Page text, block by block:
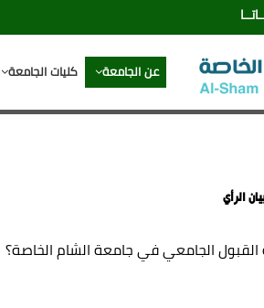
عن الجامعة كليات الجامعة
الرأي
الجامعي في جامعة الشام الخاصة؟